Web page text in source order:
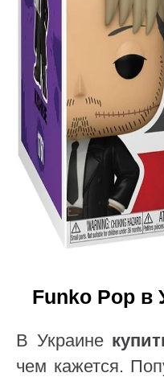
Funko Pop в
В Украине
чем кажется.